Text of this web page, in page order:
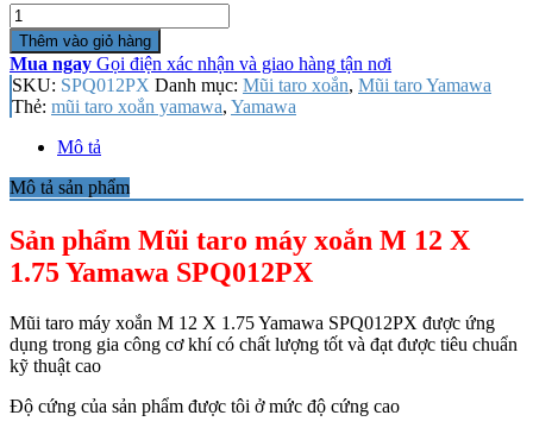
Số
lượng
Thêm vào giỏ hàng
Mua ngay Gọi điện xác nhận và giao hàng tận nơi
SKU: SPQ012PX Danh mục: Mũi taro xoắn, Mũi taro Yamawa
Thẻ: mũi taro xoắn yamawa, Yamawa
Mô tả
Mô tả sản phẩm
Sản phẩm Mũi taro máy xoắn M 12 X
1.75 Yamawa SPQ012PX
Mũi taro máy xoắn M 12 X 1.75 Yamawa SPQ012PX được ứng
dụng trong gia công cơ khí có chất lượng tốt và đạt được tiêu chuẩn
kỹ thuật cao
Độ cứng của sản phẩm được tôi ở mức độ cứng cao